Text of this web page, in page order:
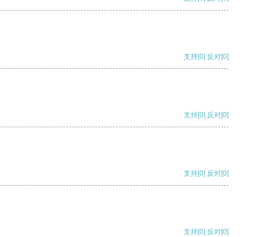
支持[0] 反对[0]
支持[0] 反对[0]
支持[0] 反对[0]
支持[0] 反对[0]